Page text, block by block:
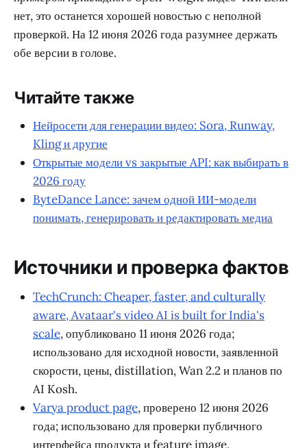
нет, это останется хорошей новостью с неполной
проверкой. На 12 июня 2026 года разумнее держать
обе версии в голове.
Читайте также
Нейросети для генерации видео: Sora, Runway,
Kling и другие
Открытые модели vs закрытые API: как выбирать в
2026 году
ByteDance Lance: зачем одной ИИ-модели
понимать, генерировать и редактировать медиа
Источники и проверка фактов
TechCrunch: Cheaper, faster, and culturally
aware, Avataar's video AI is built for India's
scale, опубликовано 11 июня 2026 года;
использовано для исходной новости, заявленной
скорости, цены, distillation, Wan 2.2 и планов по
AI Kosh.
Varya product page, проверено 12 июня 2026
года; использовано для проверки публичного
интерфейса продукта и feature image.